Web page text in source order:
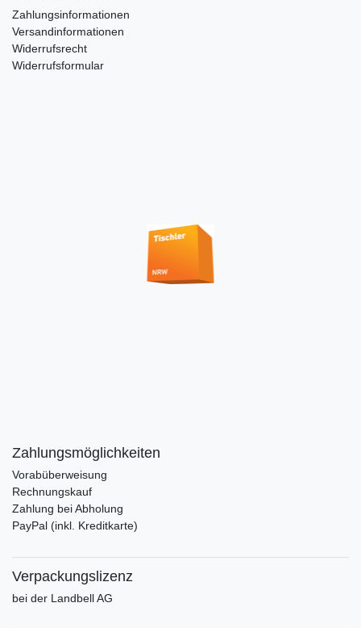
Zahlungsinformationen
Versandinformationen
Widerrufsrecht
Widerrufsformular
Zahlungsmöglichkeiten
Vorabüberweisung
Rechnungskauf
Zahlung bei Abholung
PayPal (inkl. Kreditkarte)
Verpackungslizenz
bei der Landbell AG